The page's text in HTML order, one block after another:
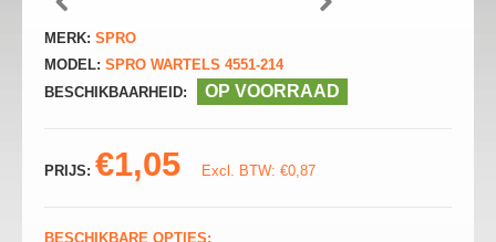
MERK: SPRO
MODEL: SPRO WARTELS 4551-214
BESCHIKBAARHEID:
OP VOORRAAD
PRIJS: €1,05 Excl. BTW: €0,87
BESCHIKBARE OPTIES: